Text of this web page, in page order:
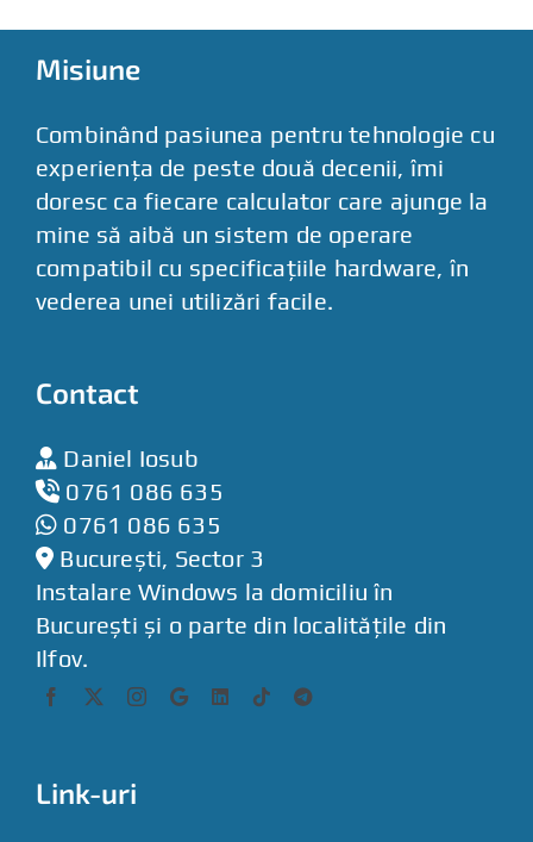
Misiune
Combinând pasiunea pentru tehnologie cu
experiența de peste două decenii, îmi
doresc ca fiecare calculator care ajunge la
mine să aibă un sistem de operare
compatibil cu specificațiile hardware, în
vederea unei utilizări facile.
Contact
Daniel Iosub
0761 086 635
0761 086 635
București, Sector 3
Instalare Windows la domiciliu în
București și o parte din localitățile din
Ilfov.
Link-uri